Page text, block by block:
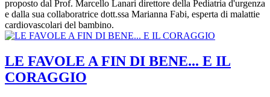
proposto dal Prof. Marcello Lanari direttore della Pediatria d'urgenza
e dalla sua collaboratrice dott.ssa Marianna Fabi, esperta di malattie
cardiovascolari del bambino.
LE FAVOLE A FIN DI BENE... E IL
CORAGGIO